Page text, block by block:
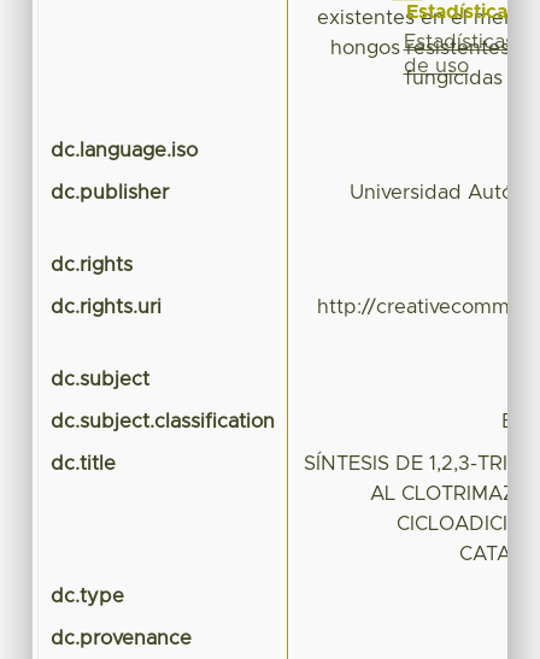
existentes en el
hongos resistentes a
fungicidas
dc.language.iso
dc.publisher Universidad
dc.rights
dc.rights.uri http://
dc.subject
dc.subject.classification
dc.title
SÍNTESIS DE 1,2,3-
AL
dc.type
dc.provenance
Estadísticas
Estadísticas
de uso